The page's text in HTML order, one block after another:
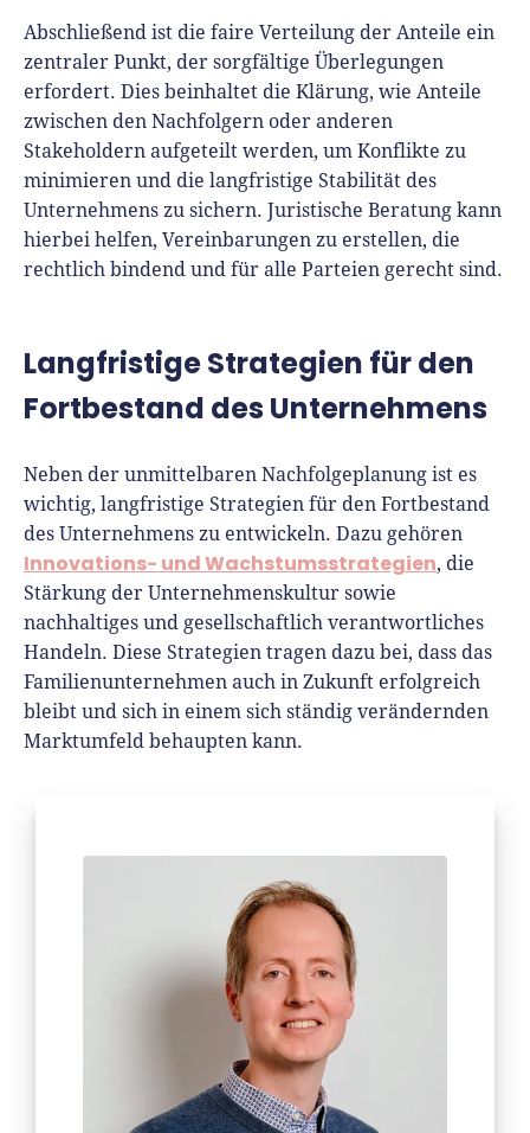
Abschließend ist die faire Verteilung der Anteile ein
zentraler Punkt, der sorgfältige Überlegungen
erfordert. Dies beinhaltet die Klärung, wie Anteile
zwischen den Nachfolgern oder anderen
Stakeholdern aufgeteilt werden, um Konflikte zu
minimieren und die langfristige Stabilität des
Unternehmens zu sichern. Juristische Beratung kann
hierbei helfen, Vereinbarungen zu erstellen, die
rechtlich bindend und für alle Parteien gerecht sind.
Langfristige Strategien für den
Fortbestand des Unternehmens
Neben der unmittelbaren Nachfolgeplanung ist es
wichtig, langfristige Strategien für den Fortbestand
des Unternehmens zu entwickeln. Dazu gehören
Innovations- und Wachstumsstrategien, die
Stärkung der Unternehmenskultur sowie
nachhaltiges und gesellschaftlich verantwortliches
Handeln. Diese Strategien tragen dazu bei, dass das
Familienunternehmen auch in Zukunft erfolgreich
bleibt und sich in einem sich ständig verändernden
Marktumfeld behaupten kann.